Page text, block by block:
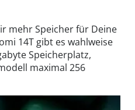
mehr Speicher für Deine
14T gibt es wahlweise
Speicherplatz,
maximal 256